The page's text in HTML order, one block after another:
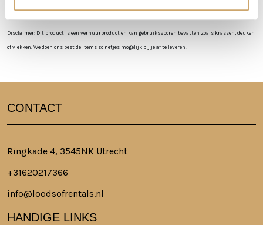
Disclaimer: Dit product is een verhuurproduct en kan gebruikssporen bevatten zoals krassen, deuken
of vlekken. We doen ons best de items zo netjes mogelijk bij je af te leveren.
CONTACT
Ringkade 4, 3545NK Utrecht
+31620217366
info@loodsofrentals.nl
HANDIGE LINKS